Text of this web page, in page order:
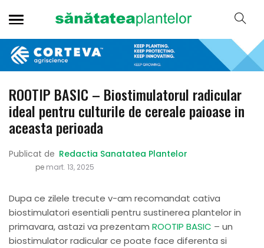
ROOTIP BASIC – Biostimulatorul radicular
ideal pentru culturile de cereale paioase in
aceasta perioada
Publicat de Redactia Sanatatea Plantelor
pe mart. 13, 2025
Dupa ce zilele trecute v-am recomandat cativa
biostimulatori esentiali pentru sustinerea plantelor in
primavara, astazi va prezentam ROOTIP BASIC – un
biostimulator radicular ce poate face diferenta si